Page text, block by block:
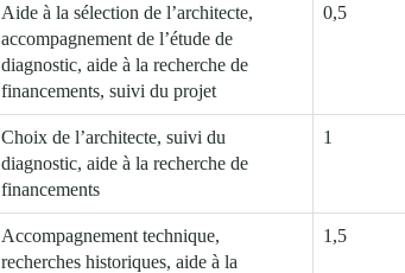
Aide à la sélection de l’architecte,
accompagnement de l’étude de
diagnostic, aide à la recherche de
financements, suivi du projet
0,5
Choix de l’architecte, suivi du
diagnostic, aide à la recherche de
financements
1
Accompagnement technique,
recherches historiques, aide à la
1,5